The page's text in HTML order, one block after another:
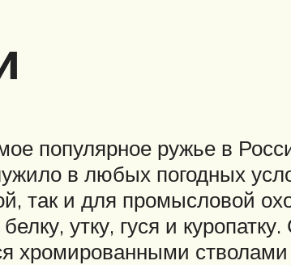
популярное ружье в
в любых погодных
так и для промысловой
утку, гуся и
стволами